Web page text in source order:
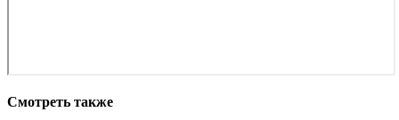
Смотреть также